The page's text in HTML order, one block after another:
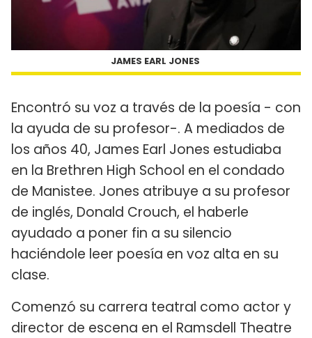
JAMES EARL JONES
Encontró su voz a través de la poesía - con
la ayuda de su profesor-. A mediados de
los años 40, James Earl Jones estudiaba
en la Brethren High School en el condado
de Manistee. Jones atribuye a su profesor
de inglés, Donald Crouch, el haberle
ayudado a poner fin a su silencio
haciéndole leer poesía en voz alta en su
clase.
Comenzó su carrera teatral como actor y
director de escena en el Ramsdell Theatre